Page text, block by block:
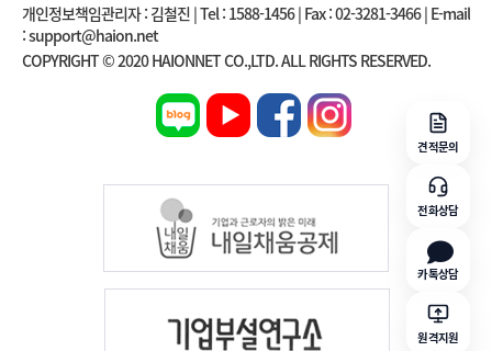
개인정보책임관리자 : 김철진 | Tel : 1588-1456 | Fax : 02-3281-3466 | E-mail
: support@haion.net
COPYRIGHT © 2020 HAIONNET CO.,LTD. ALL RIGHTS RESERVED.
견적문의
전화상담
카톡상담
원격지원